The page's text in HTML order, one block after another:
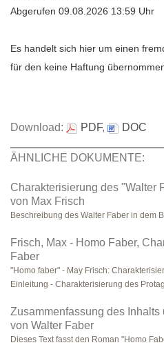
Abgerufen 09.08.2026 13:59 Uhr
Es handelt sich hier um einen
für den keine Haftung
Download: PDF, DOC
ÄHNLICHE DOKUMENTE:
Charakterisierung des "Walter
von Max Frisch
Beschreibung des Walter Faber in dem
Frisch, Max - Homo Faber,
Faber
"Homo faber" - May Frisch:
Einleitung - Charakterisierung des
Zusammenfassung des
von Walter Faber
Dieses Text fasst den Roman "Homo